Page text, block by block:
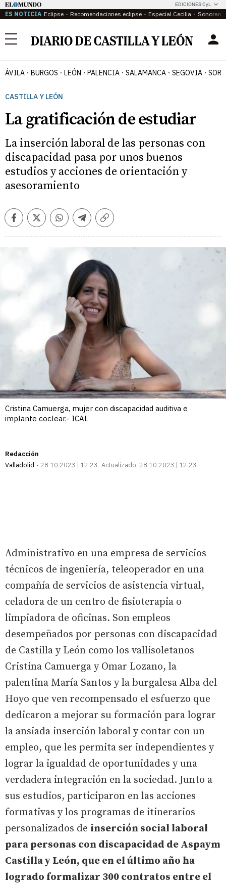
EDICIONES CyL
ES NOTICIA Eclipse Recomendaciones eclipse Especial Cecilia
Menú
ÁVILA BURGOS LEÓN PALENCIA SALAMANCA SEGOVIA
CASTILLA Y LEÓN
La gratificación de estudiar
La inserción laboral de las personas con
discapacidad pasa por unos buenos
estudios y acciones de orientación y
asesoramiento
FacebookTwitterWhatsappTelegramCopiar
Cristina Camuerga, mujer con discapacidad auditiva e
implante coclear.- ICAL
Redacción
Valladolid
28.10.2023 | 12:23 Actualizado: 28.10.2023 | 12:23
Administrativo en una empresa de servicios
técnicos de ingeniería, teleoperador en una
compañía de servicios de asistencia virtual,
celadora de un centro de fisioterapia o
limpiadora de oficinas. Son empleos
desempeñados por personas con discapacidad
de Castilla y León como los vallisoletanos
Cristina Camuerga y Omar Lozano, la
palentina María Santos y la burgalesa Alba del
Hoyo que ven recompensado el esfuerzo que
dedicaron a mejorar su formación para lograr
la ansiada inserción laboral y contar con un
empleo, que les permita ser independientes y
lograr la igualdad de oportunidades y una
verdadera integración en la sociedad. Junto a
sus estudios, participaron en las acciones
formativas y los programas de itinerarios
personalizados de inserción social laboral
para personas con discapacidad de Aspaym
Castilla y León, que en el último año ha
logrado formalizar 300 contratos entre el